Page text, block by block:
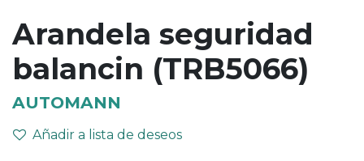
Arandela seguridad
balancin (TRB5066)
AUTOMANN
Añadir a lista de deseos